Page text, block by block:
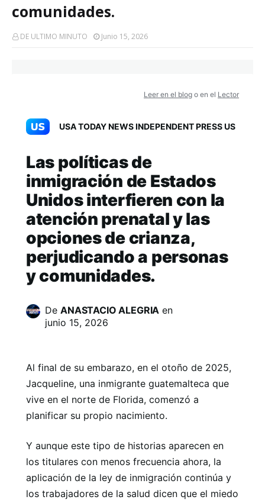
comunidades.
DE ULTIMO MINUTO Junio 15, 2026
Leer en el blog o en el Lector
USA TODAY NEWS INDEPENDENT PRESS US
Las políticas de
inmigración de Estados
Unidos interfieren con la
atención prenatal y las
opciones de crianza,
perjudicando a personas
y comunidades.
De ANASTACIO ALEGRIA en
junio 15, 2026
Al final de su embarazo, en el otoño de 2025,
Jacqueline, una inmigrante guatemalteca que
vive en el norte de Florida, comenzó a
planificar su propio nacimiento.
Y aunque este tipo de historias aparecen en
los titulares con menos frecuencia ahora, la
aplicación de la ley de inmigración continúa y
los trabajadores de la salud dicen que el miedo